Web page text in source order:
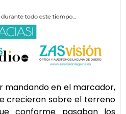
mandando en el marcador,
crecieron sobre el terreno
conforme pasaban los